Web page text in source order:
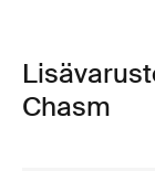
Chasm